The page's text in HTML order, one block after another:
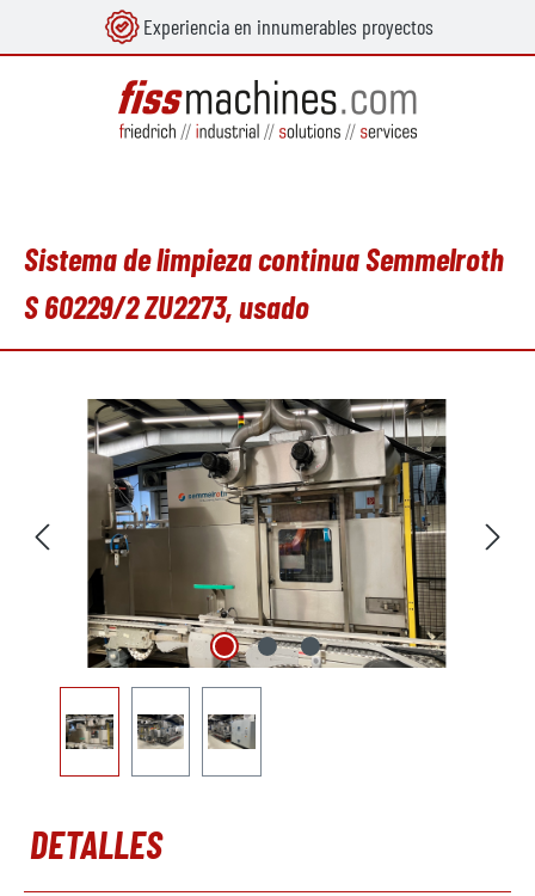
principal Experiencia en innumerables proyectos
Sistema de limpieza continua Semmelroth
S 60229/2 ZU2273, usado
Omitir galería de imágenes
DETALLES